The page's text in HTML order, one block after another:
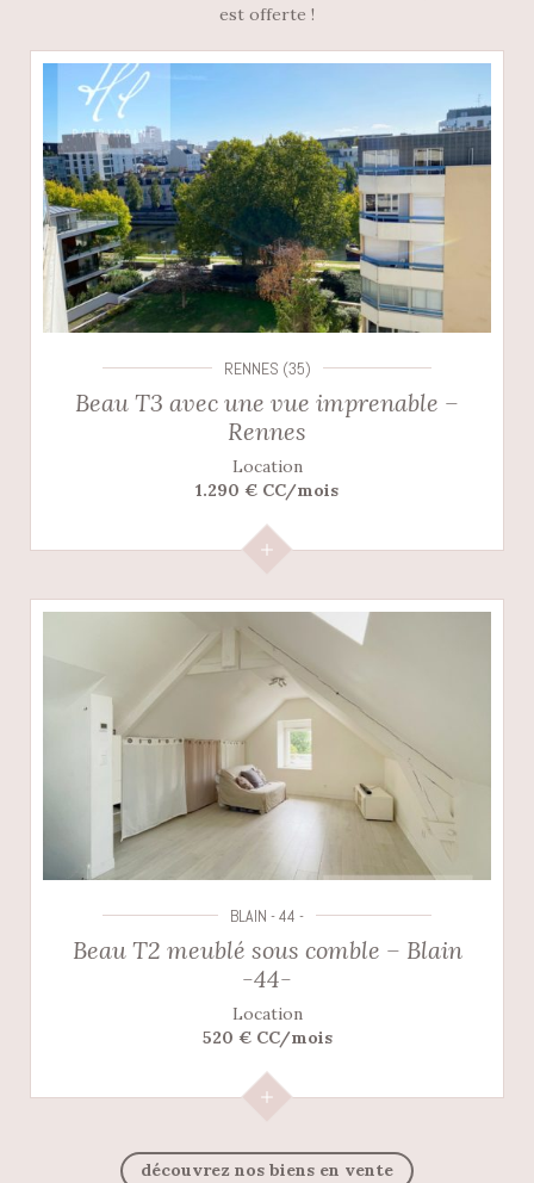
est offerte !
RENNES (35)
Beau T3 avec une vue imprenable –
Rennes
Location
1.290 € CC/mois
BLAIN - 44 -
Beau T2 meublé sous comble – Blain
-44-
Location
520 € CC/mois
découvrez nos biens en vente